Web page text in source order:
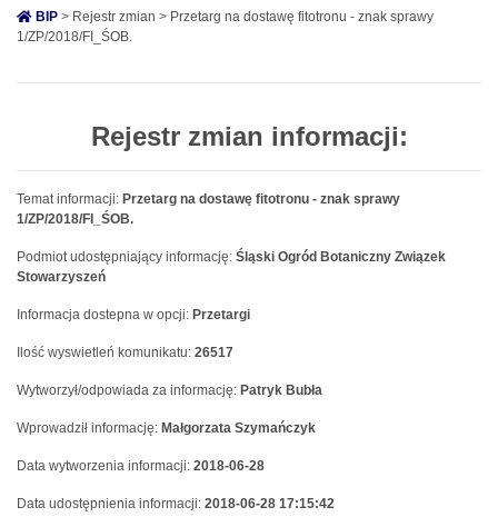
BIP > Rejestr zmian > Przetarg na dostawę fitotronu - znak sprawy
1/ZP/2018/FI_ŚOB.
Rejestr zmian informacji:
Temat informacji: Przetarg na dostawę fitotronu - znak sprawy
1/ZP/2018/FI_ŚOB.
Podmiot udostępniający informację: Śląski Ogród Botaniczny Związek
Stowarzyszeń
Informacja dostepna w opcji: Przetargi
Ilość wyswietleń komunikatu: 26517
Wytworzył/odpowiada za informację: Patryk Bubła
Wprowadził informację: Małgorzata Szymańczyk
Data wytworzenia informacji: 2018-06-28
Data udostępnienia informacji: 2018-06-28 17:15:42